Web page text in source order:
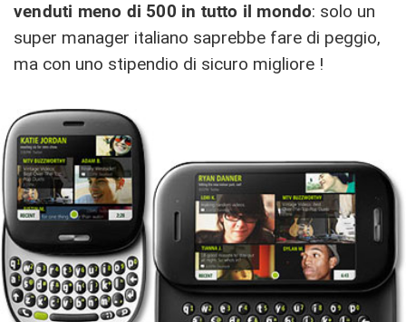
venduti meno di 500 in tutto il mondo: solo un
super manager italiano saprebbe fare di peggio,
ma con uno stipendio di sicuro migliore !